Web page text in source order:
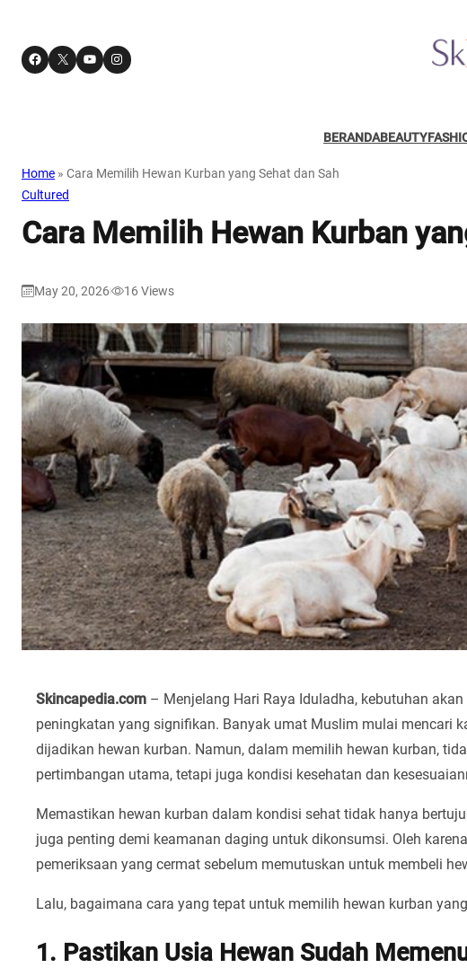
Facebook X YouTube Instagram
BERANDABEAUTY
Home » Cara Memilih Hewan Kurban yang Sehat dan Sah
Cultured
Cara Memilih Hewan Kurban
May 20, 2026 16 Views
Skincapedia.com – Menjelang Hari Raya Iduladha, kebutuhan
peningkatan yang signifikan. Banyak umat Muslim mulai mencari
dijadikan hewan kurban. Namun, dalam memilih hewan kurban,
pertimbangan utama, tetapi juga kondisi kesehatan dan
Memastikan hewan kurban dalam kondisi sehat tidak hanya
juga penting demi keamanan daging untuk dikonsumsi. Oleh
pemeriksaan yang cermat sebelum memutuskan untuk membeli
Lalu, bagaimana cara yang tepat untuk memilih hewan kurban
1. Pastikan Usia Hewan Sudah